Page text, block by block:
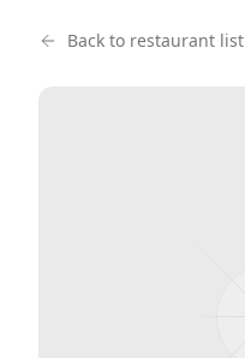
Back to restaurant list